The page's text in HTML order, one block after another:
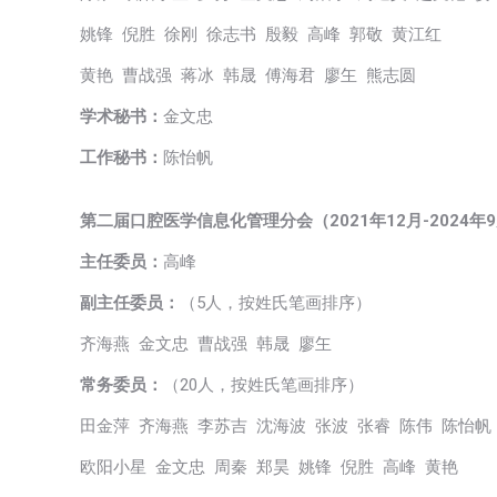
姚锋 倪胜 徐刚 徐志书 殷毅 高峰 郭敬 黄江红
黄艳 曹战强 蒋冰 韩晟 傅海君 廖玍 熊志圆
学术秘书 ： 金文忠
工作秘书： 陈怡帆
第二届口腔医学信息化管理分会（2021年12月-2024年
主任委员： 高峰
副主任委员： （5人，按姓氏笔画排序）
齐海燕 金文忠 曹战强 韩晟 廖玍
常务委员： （20人，按姓氏笔画排序）
田金萍 齐海燕 李苏吉 沈海波 张波 张睿 陈伟 陈怡帆
欧阳小星 金文忠 周秦 郑昊 姚锋 倪胜 高峰 黄艳